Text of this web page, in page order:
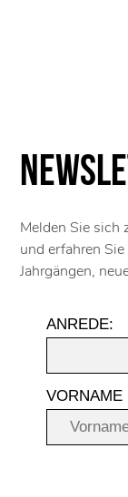
Melden Sie sich
und erfahren
Jahrgängen,